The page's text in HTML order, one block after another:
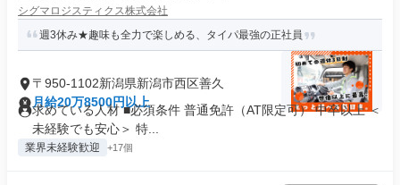
シグマロジスティクス株式会社
週3休み★趣味も全力で楽しめる、タイパ最強の正社員
〒950-1102新潟県新潟市西区善久
月給20万8500円以上
求めている人材 ■必須条件 普通免許（AT限定可） 中卒以上 ＜
未経験でも安心＞ 特...
業界未経験歓迎 +17個